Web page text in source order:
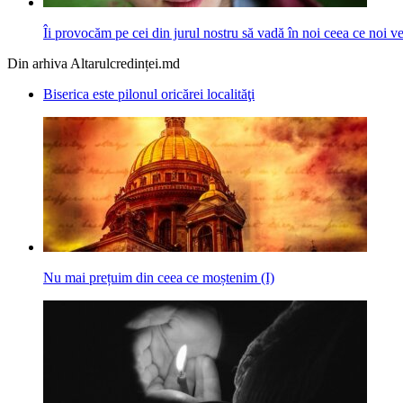
Îi provocăm pe cei din jurul nostru să vadă în noi ceea ce noi
Din arhiva Altarulcredinței.md
Biserica este pilonul oricărei localităţi
Nu mai prețuim din ceea ce moștenim (I)